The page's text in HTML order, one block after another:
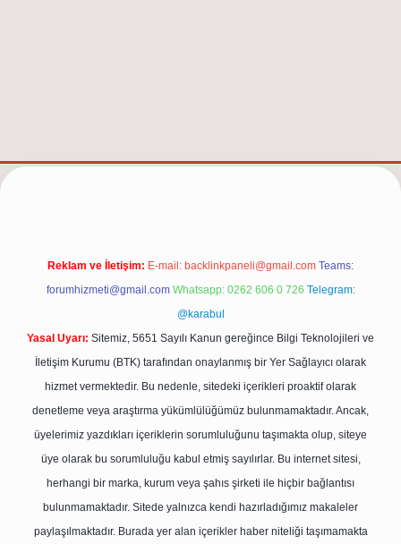
elexbet güncel adresihttps://tulipbett.net/
Reklam ve İletişim: E-mail: backlinkpaneli@gmail.com Teams:
forumhizmeti@gmail.com Whatsapp: 0262 606 0 726 Telegram:
@karabul
Yasal Uyarı: Sitemiz, 5651 Sayılı Kanun gereğince Bilgi Teknolojileri ve
İletişim Kurumu (BTK) tarafından onaylanmış bir Yer Sağlayıcı olarak
hizmet vermektedir. Bu nedenle, sitedeki içerikleri proaktif olarak
denetleme veya araştırma yükümlülüğümüz bulunmamaktadır. Ancak,
üyelerimiz yazdıkları içeriklerin sorumluluğunu taşımakta olup, siteye
üye olarak bu sorumluluğu kabul etmiş sayılırlar. Bu internet sitesi,
herhangi bir marka, kurum veya şahıs şirketi ile hiçbir bağlantısı
bulunmamaktadır. Sitede yalnızca kendi hazırladığımız makaleler
paylaşılmaktadır. Burada yer alan içerikler haber niteliği taşımamakta